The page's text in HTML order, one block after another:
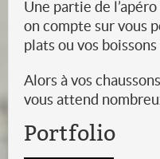
Une partie de
on compte sur vous
plats ou vos
Alors à vos
vous attend
Portfolio